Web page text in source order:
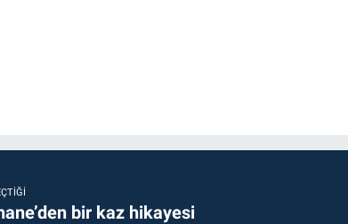
bir kaz hikayesi